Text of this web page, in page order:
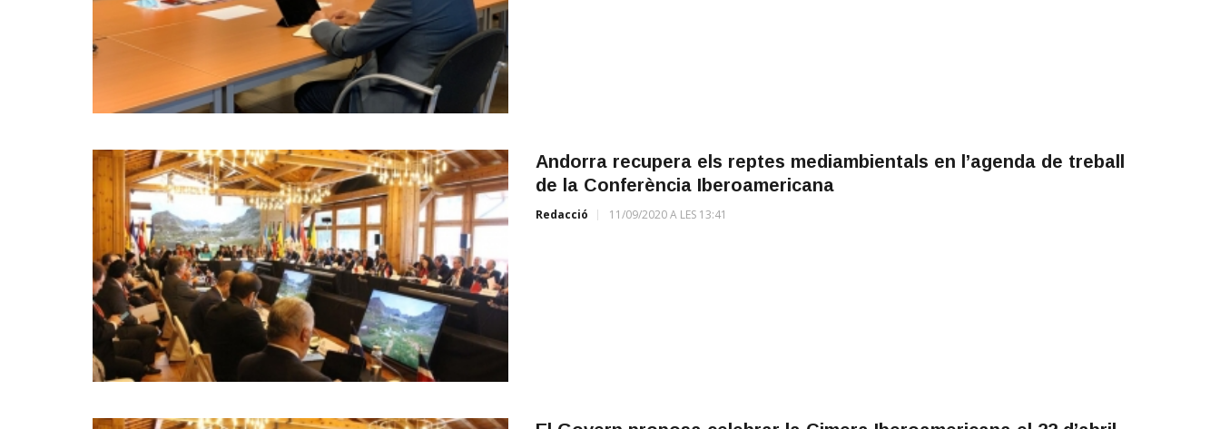
Andorra recupera els reptes mediambientals en l’agenda de treball
de la Conferència Iberoamericana
Redacció 11/09/2020 A LES 13:41